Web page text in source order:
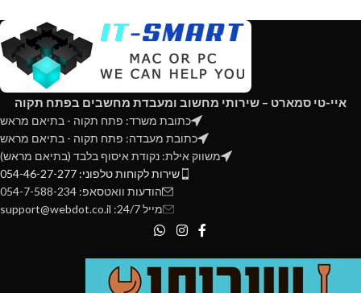
איי-טי סמארט – שירותי מחשוב ומעבדת מחשבים בפתח תקוה
כתובת משרד: פתח תקוה - בתיאם מראש
כתובת מעבדה: פתח תקוה - בתיאם מראש
משווק אילת: נקודת איסוף בלבד (בתיאם מראש)
שירות לקוחות טלפוני: 054-46-27-277
הודעות וואטסאפ: 054-7-588-234
מייל 24/7: support@webdot.co.il